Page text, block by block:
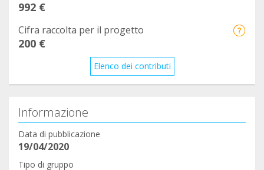
Merci bcp ❤️
992 €
Cifra raccolta per il progetto
200 €
Elenco dei contributi
Informazione
Data di pubblicazione
19/04/2020
Tipo di gruppo